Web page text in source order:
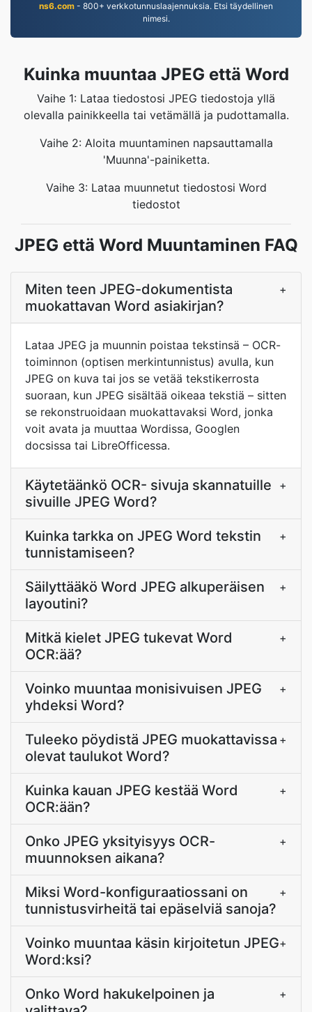
ns6.com - 800+ verkkotunnuslaajennuksia. Etsi täydellinen
nimesi.
Kuinka muuntaa JPEG että Word
Vaihe 1: Lataa tiedostosi JPEG tiedostoja yllä
olevalla painikkeella tai vetämällä ja pudottamalla.
Vaihe 2: Aloita muuntaminen napsauttamalla
'Muunna'-painiketta.
Vaihe 3: Lataa muunnetut tiedostosi Word
tiedostot
JPEG että Word Muuntaminen FAQ
Miten teen JPEG-dokumentista
muokattavan Word asiakirjan?
+
Lataa JPEG ja muunnin poistaa tekstinsä – OCR-
toiminnon (optisen merkintunnistus) avulla, kun
JPEG on kuva tai jos se vetää tekstikerrosta
suoraan, kun JPEG sisältää oikeaa tekstiä – sitten
se rekonstruoidaan muokattavaksi Word, jonka
voit avata ja muuttaa Wordissa, Googlen
docsissa tai LibreOfficessa.
Käytetäänkö OCR- sivuja skannatuille
sivuille JPEG Word?
+
Kuinka tarkka on JPEG Word tekstin
tunnistamiseen?
+
Säilyttääkö Word JPEG alkuperäisen
layoutini?
+
Mitkä kielet JPEG tukevat Word
OCR:ää?
+
Voinko muuntaa monisivuisen JPEG
yhdeksi Word?
+
Tuleeko pöydistä JPEG muokattavissa
olevat taulukot Word?
+
Kuinka kauan JPEG kestää Word
OCR:ään?
+
Onko JPEG yksityisyys OCR-
muunnoksen aikana?
+
Miksi Word-konfiguraatiossani on
tunnistusvirheitä tai epäselviä sanoja?
+
Voinko muuntaa käsin kirjoitetun JPEG
Word:ksi?
+
Onko Word hakukelpoinen ja
+